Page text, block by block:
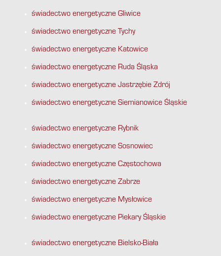
świadectwo energetyczne Gliwice
świadectwo energetyczne Tychy
świadectwo energetyczne Katowice
świadectwo energetyczne Ruda Śląska
świadectwo energetyczne Jastrzębie Zdrój
świadectwo energetyczne Siemianowice Śląskie
świadectwo energetyczne Rybnik
świadectwo energetyczne Sosnowiec
świadectwo energetyczne Częstochowa
świadectwo energetyczne Zabrze
świadectwo energetyczne Mysłowice
świadectwo energetyczne Piekary Śląskie
świadectwo energetyczne Bielsko-Biała